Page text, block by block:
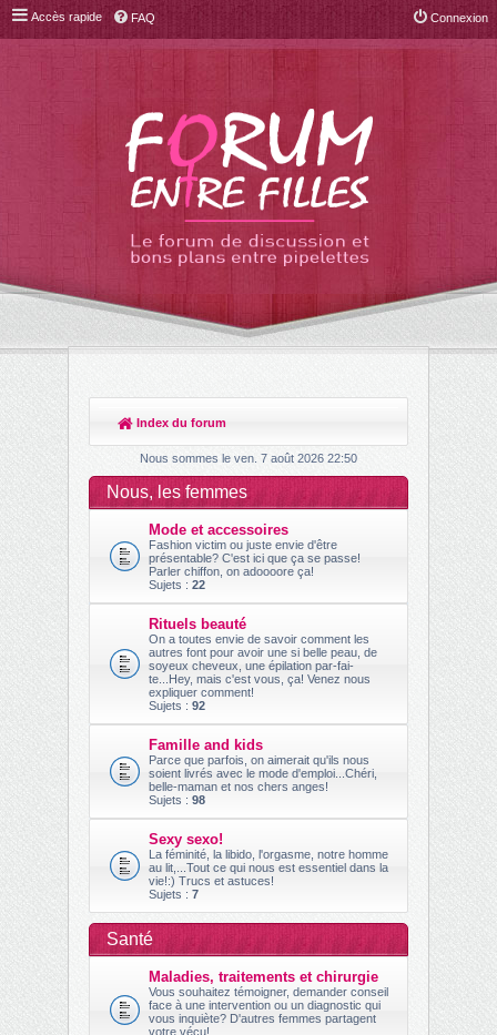
Accès rapide FAQ Connexion
Index du forum
ec
her
Nous sommes le ven. 7 août 2026 22:50
Nous, les femmes
Mode et accessoires
Fashion victim ou juste envie d'être
présentable? C'est ici que ça se passe!
Parler chiffon, on adoooore ça!
Sujets : 22
Rituels beauté
On a toutes envie de savoir comment les
autres font pour avoir une si belle peau, de
soyeux cheveux, une épilation par-fai-
te...Hey, mais c'est vous, ça! Venez nous
expliquer comment!
Sujets : 92
Famille and kids
Parce que parfois, on aimerait qu'ils nous
soient livrés avec le mode d'emploi...Chéri,
belle-maman et nos chers anges!
Sujets : 98
Sexy sexo!
La féminité, la libido, l'orgasme, notre homme
au lit,...Tout ce qui nous est essentiel dans la
vie!:) Trucs et astuces!
Sujets : 7
Santé
Maladies, traitements et chirurgie
Vous souhaitez témoigner, demander conseil
face à une intervention ou un diagnostic qui
vous inquiète? D'autres femmes partagent
votre vécu!